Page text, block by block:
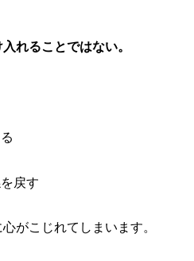
れることではない。
戻す
がこじれてしまいます。